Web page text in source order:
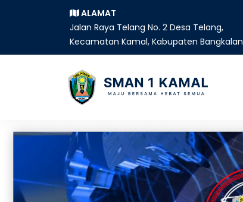
ALAMAT
Jalan Raya Telang No. 2 Desa Telang,
Kecamatan Kamal, Kabupaten Bangkalan